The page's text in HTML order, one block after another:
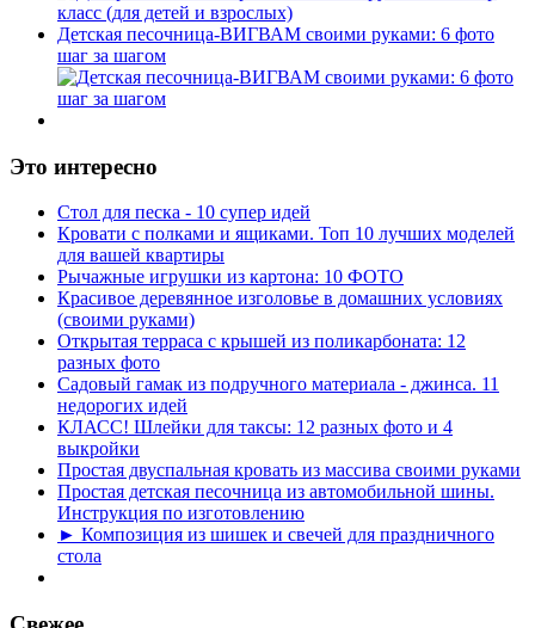
Детская песочница-ВИГВАМ своими руками: 6 фото
шаг за шагом
Это интересно
Стол для песка - 10 супер идей
Кровати с полками и ящиками. Топ 10 лучших моделей
для вашей квартиры
Рычажные игрушки из картона: 10 ФОТО
Красивое деревянное изголовье в домашних условиях
(своими руками)
Открытая терраса с крышей из поликарбоната: 12
разных фото
Садовый гамак из подручного материала - джинса. 11
недорогих идей
КЛАСС! Шлейки для таксы: 12 разных фото и 4
выкройки
Простая двуспальная кровать из массива своими руками
Простая детская песочница из автомобильной шины.
Инструкция по изготовлению
► Композиция из шишек и свечей для праздничного
стола